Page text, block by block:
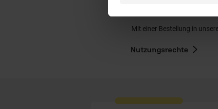
Mit einer Bestellung in
Nutzungsrechte